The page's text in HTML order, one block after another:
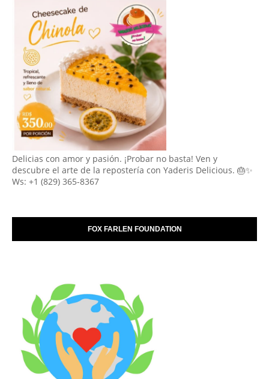
Delicias con amor y pasión. ¡Probar no basta! Ven y
descubre el arte de la repostería con Yaderis Delicious. 🎂✨
Ws: +1 (829) 365-8367
FOX FARLEN FOUNDATION